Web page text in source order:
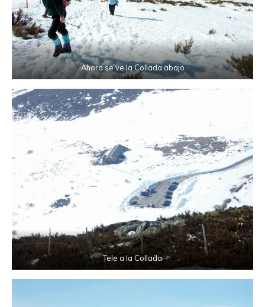
Ahora se ve la Collada abajo
Tele a la Collada